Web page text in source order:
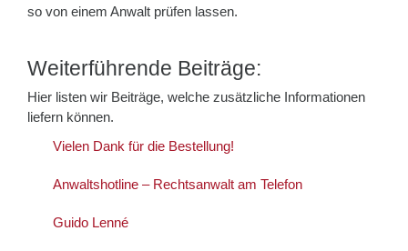
so von einem Anwalt prüfen lassen.
Weiterführende Beiträge:
Hier listen wir Beiträge, welche zusätzliche Informationen
liefern können.
Vielen Dank für die Bestellung!
Anwaltshotline – Rechtsanwalt am Telefon
Guido Lenné